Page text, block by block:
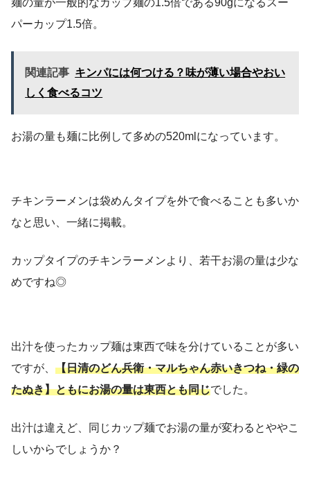
パーカップ1.5倍。
関連記事 キンパには何つける？味が薄い場合やおい
しく食べるコツ
お湯の量も麺に比例して多めの520mlになっています。
チキンラーメンは袋めんタイプを外で食べることも多いか
なと思い、一緒に掲載。
カップタイプのチキンラーメンより、若干お湯の量は少な
めですね◎
出汁を使ったカップ麺は東西で味を分けていることが多い
ですが、 【日清のどん兵衛・マルちゃん赤いきつね・緑の
たぬき】ともにお湯の量は東西とも同じでした。
出汁は違えど、同じカップ麺でお湯の量が変わるとややこ
しいからでしょうか？